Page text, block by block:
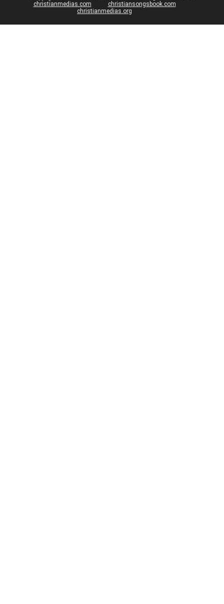
christianmedias.com
christiansongsbook.com
christianmedias.org